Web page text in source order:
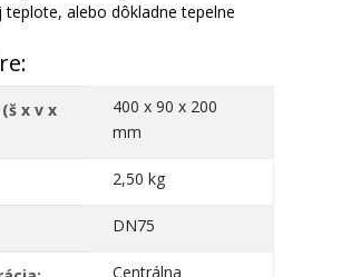
teplote, alebo dôkladne tepelne
x v x
400 x 90 x 200
mm
2,50 kg
DN75
Centrálna